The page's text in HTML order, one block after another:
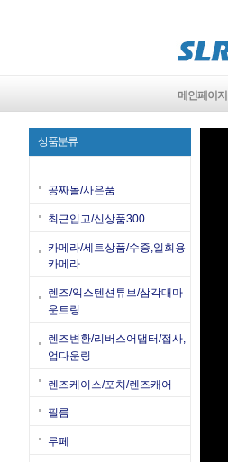
메인페이지
상품분류
공짜몰/사은품
최근입고/신상품300
카메라/세트상품/수중,일회용
카메라
렌즈/익스텐션튜브/삼각대마
운트링
렌즈변환/리버스어댑터/접사,
업다운링
렌즈케이스/포치/렌즈캐어
필름
루페